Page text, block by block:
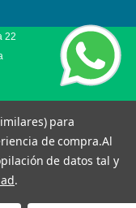
22
para
de compra.Al
de datos tal y
.